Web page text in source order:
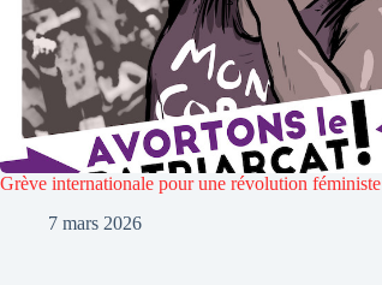
Grève internationale pour une révolution féministe
7 mars 2026